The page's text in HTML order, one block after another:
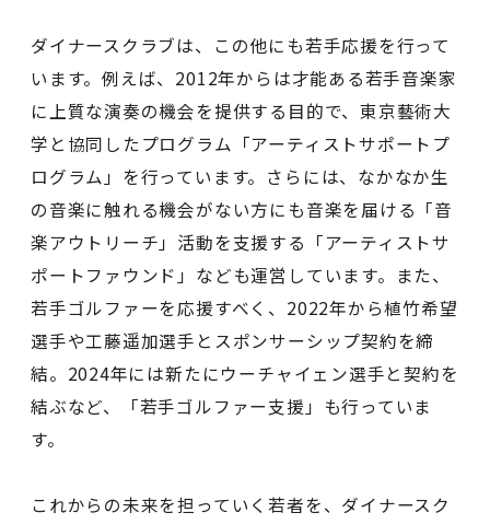
ダイナースクラブは、この他にも若手応援を行って
います。例えば、2012年からは才能ある若手音楽家
に上質な演奏の機会を提供する目的で、東京藝術大
学と協同したプログラム「アーティストサポートプ
ログラム」を行っています。さらには、なかなか生
の音楽に触れる機会がない方にも音楽を届ける「音
楽アウトリーチ」活動を支援する「アーティストサ
ポートファウンド」なども運営しています。また、
若手ゴルファーを応援すべく、2022年から植竹希望
選手や工藤遥加選手とスポンサーシップ契約を締
結。2024年には新たにウーチャイェン選手と契約を
結ぶなど、「若手ゴルファー支援」も行っていま
す。
これからの未来を担っていく若者を、ダイナースク